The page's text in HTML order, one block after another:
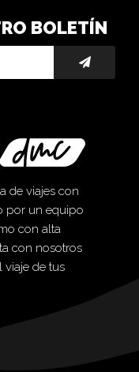
BOLETÍN
de viajes con
por un equipo
con alta
con nosotros
viaje de tus